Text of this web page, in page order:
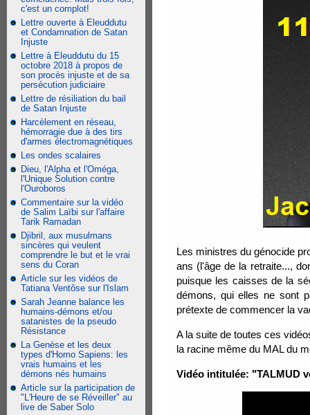
c'est un complot!
Lettre ouverte à Eleuddutu
et Condamnation de Satan
Injuste
Lettre à Eleuddutu du 15
octobre 2018 à propos de
son procès injuste et de sa
persécution judiciaire
Lettre de résiliation du bail
de Satan Injuste
Harcèlement en réseau,
hémorragie due à des tirs
d'armes électromagnétiques
Les ondes scalaires
Dieu, l'Alpha et l'Oméga,
l'Unique Solution contre
l'Ouroboros
Commentaire sur la vidéo
de Salim Laïbi sur l'affaire
Tarik Ramadan
Djibril, aux musulmans
sincères qui veulent
comprendre le but et le vrai
sens du Coran
Article sur les vidéos de
Tatiana Ventôse sur l'Islam
Sarah Jeanne balance les
humains-démons et/ou
satanistes de la pseudo
Résistance
La Genèse et les deux
types d'Homo Sapiens: les
vrais humains et les
démons nés humains
Article sur la participation de
"L'Heure de se Réveiller" au
live de Saber Solo
Les ministres du génocide
ans (l'âge de la retraite...,
puisque les caisses de la
démons, qui elles ne sont
prétexte de commencer la
A la suite de toutes ces
la racine même du MAL du
Vidéo intitulée: "TALMUD